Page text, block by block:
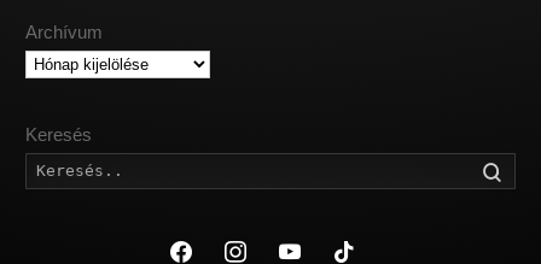
Archívum
Archívum
Keresés
facebook instagram youtube tiktok